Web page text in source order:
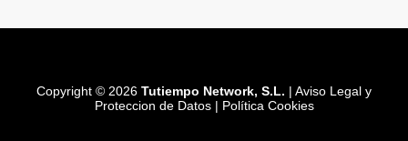
Copyright © 2026 Tutiempo Network, S.L. | Aviso Legal y
Proteccion de Datos| Política Cookies